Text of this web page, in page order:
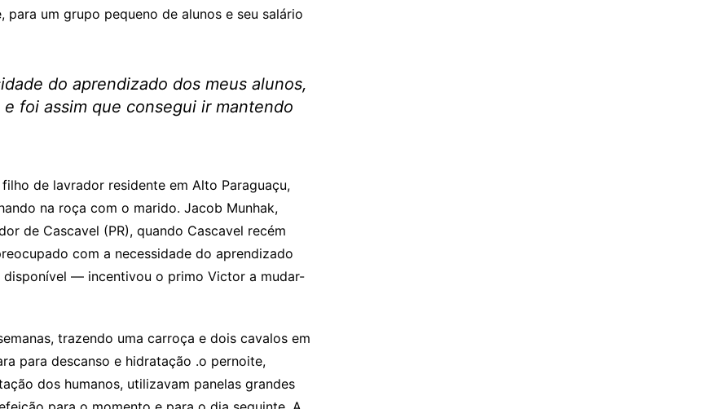
um grupo pequeno de alunos e seu salário
do aprendizado dos meus alunos,
foi assim que consegui ir mantendo
de lavrador residente em Alto Paraguaçu,
na roça com o marido. Jacob Munhak,
de Cascavel (PR), quando Cascavel recém
com a necessidade do aprendizado
— incentivou o primo Victor a mudar-
trazendo uma carroça e dois cavalos em
para descanso e hidratação .o pernoite,
dos humanos, utilizavam panelas grandes